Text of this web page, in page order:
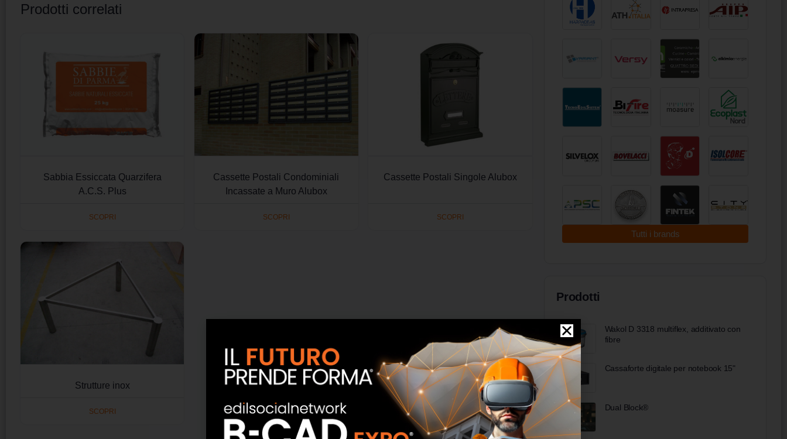
Prodotti correlati
Sabbia Essiccata Quarzifera
A.C.S. Plus
SCOPRI
Cassette Postali Condominiali
Incassate a Muro Alubox
SCOPRI
Cassette Postali Singole Alubox
SCOPRI
Strutture inox
SCOPRI
Tutti i brands
Prodotti
Wakol D 3318 multiflex, additivato con
fibre
Cassaforte digitale per notebook 15"
Dual Block®